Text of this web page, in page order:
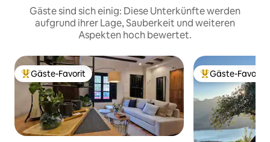
Gäste sind sich einig: Diese Unterkünfte werden
aufgrund ihrer Lage, Sauberkeit und weiteren
Aspekten hoch bewertet.
Beliebter Gäste-Favorit.
Gäste-Favorit Beliebter Gäste-
Gäste-Favorit